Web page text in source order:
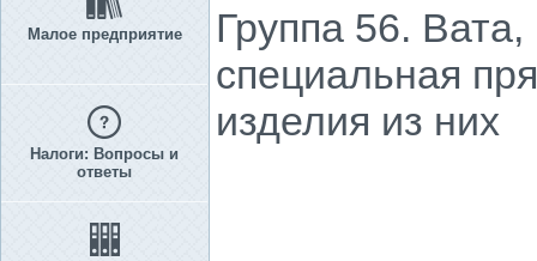
Малое предприятие
Налоги: Вопросы и
ответы
Группа 56.
специальная
изделия из них